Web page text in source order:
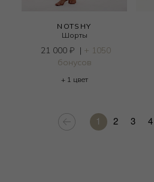
NOTSHY
Шорты
21 000 ₽ | + 1050
бонусов
+ 1 цвет
1 2 3 4